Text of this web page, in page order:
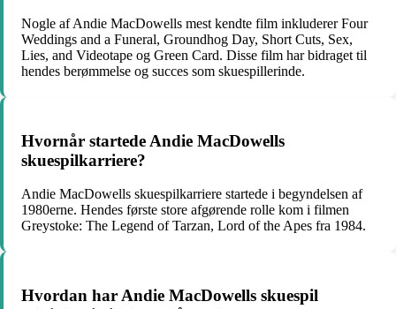
Nogle af Andie MacDowells mest kendte film inkluderer Four
Weddings and a Funeral, Groundhog Day, Short Cuts, Sex,
Lies, and Videotape og Green Card. Disse film har bidraget til
hendes berømmelse og succes som skuespillerinde.
Hvornår startede Andie MacDowells
skuespilkarriere?
Andie MacDowells skuespilkarriere startede i begyndelsen af
1980erne. Hendes første store afgørende rolle kom i filmen
Greystoke: The Legend of Tarzan, Lord of the Apes fra 1984.
Hvordan har Andie MacDowells skuespil